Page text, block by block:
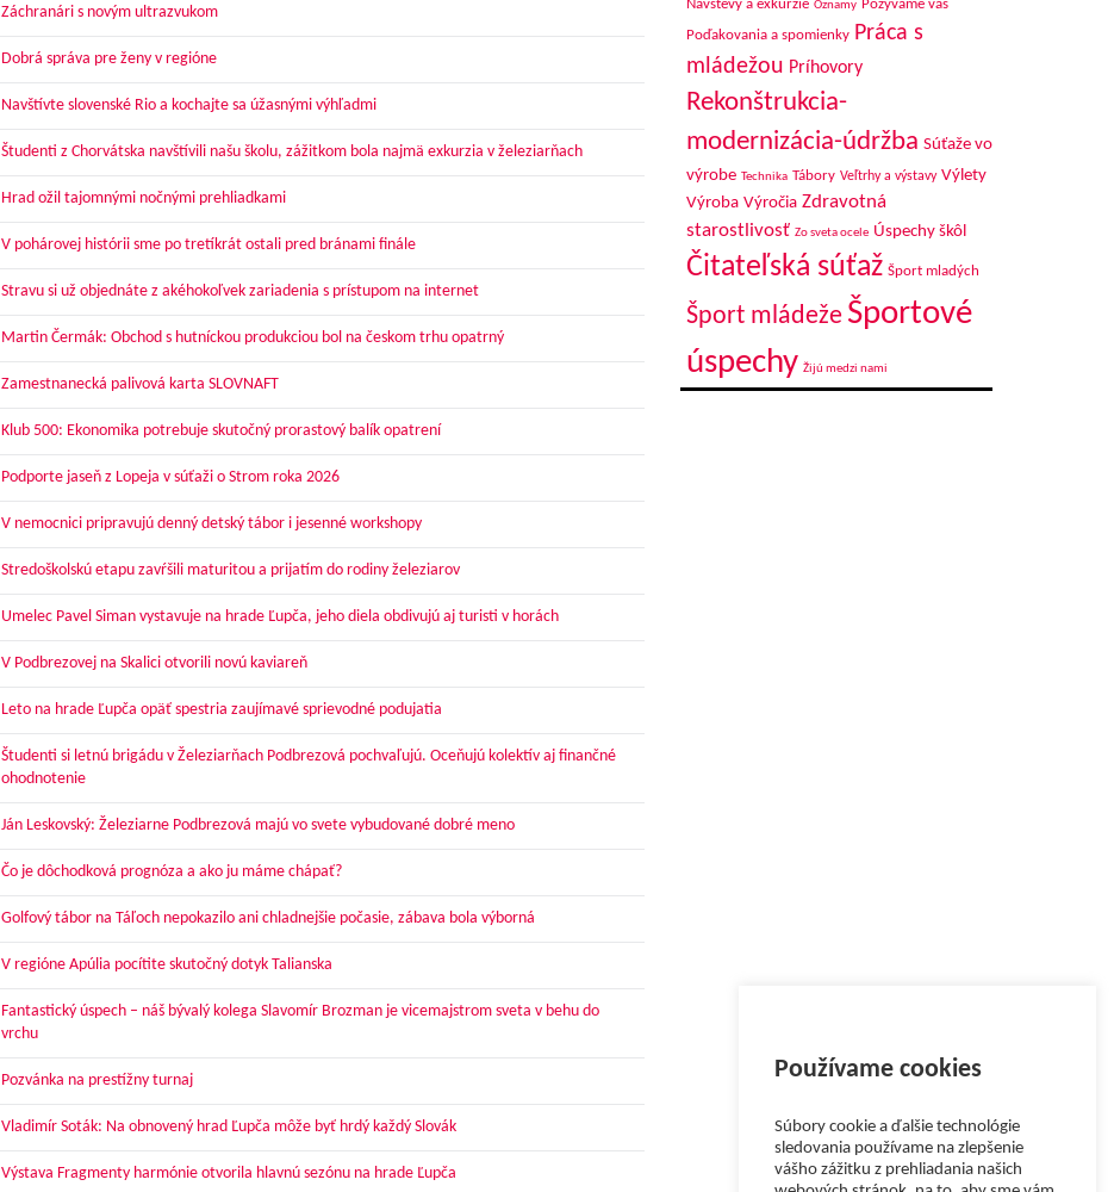
Záchranári s novým ultrazvukom
Dobrá správa pre ženy v regióne
Navštívte slovenské Rio a kochajte sa úžasnými výhľadmi
Študenti z Chorvátska navštívili našu školu, zážitkom bola najmä exkurzia v železiarňach
Hrad ožil tajomnými nočnými prehliadkami
V pohárovej histórii sme po tretíkrát ostali pred bránami finále
Stravu si už objednáte z akéhokoľvek zariadenia s prístupom na internet
Martin Čermák: Obchod s hutníckou produkciou bol na českom trhu opatrný
Zamestnanecká palivová karta SLOVNAFT
Klub 500: Ekonomika potrebuje skutočný prorastový balík opatrení
Podporte jaseň z Lopeja v súťaži o Strom roka 2026
V nemocnici pripravujú denný detský tábor i jesenné workshopy
Stredoškolskú etapu zavŕšili maturitou a prijatím do rodiny železiarov
Umelec Pavel Siman vystavuje na hrade Ľupča, jeho diela obdivujú aj turisti v horách
V Podbrezovej na Skalici otvorili novú kaviareň
Leto na hrade Ľupča opäť spestria zaujímavé sprievodné podujatia
Študenti si letnú brigádu v Železiarňach Podbrezová pochvaľujú. Oceňujú kolektív aj finančné
ohodnotenie
Ján Leskovský: Železiarne Podbrezová majú vo svete vybudované dobré meno
Čo je dôchodková prognóza a ako ju máme chápať?
Golfový tábor na Táľoch nepokazilo ani chladnejšie počasie, zábava bola výborná
V regióne Apúlia pocítite skutočný dotyk Talianska
Fantastický úspech – náš bývalý kolega Slavomír Brozman je vicemajstrom sveta v behu do
vrchu
Pozvánka na prestížny turnaj
Vladimír Soták: Na obnovený hrad Ľupča môže byť hrdý každý Slovák
Výstava Fragmenty harmónie otvorila hlavnú sezónu na hrade Ľupča
Návštevy a exkurzie Oznamy Pozývame vás
Poďakovania a spomienky Práca s
mládežou Príhovory
Rekonštrukcia-
modernizácia-údržba Súťaže vo
výrobe Technika Tábory Veľtrhy a výstavy Výlety
Výroba Výročia Zdravotná
starostlivosť Zo sveta ocele Úspechy škôl
Čitateľská súťaž Šport mladých
Šport mládeže Športové
úspechy Žijú medzi nami
Používame cookies
Súbory cookie a ďalšie technológie
sledovania používame na zlepšenie
vášho zážitku z prehliadania našich